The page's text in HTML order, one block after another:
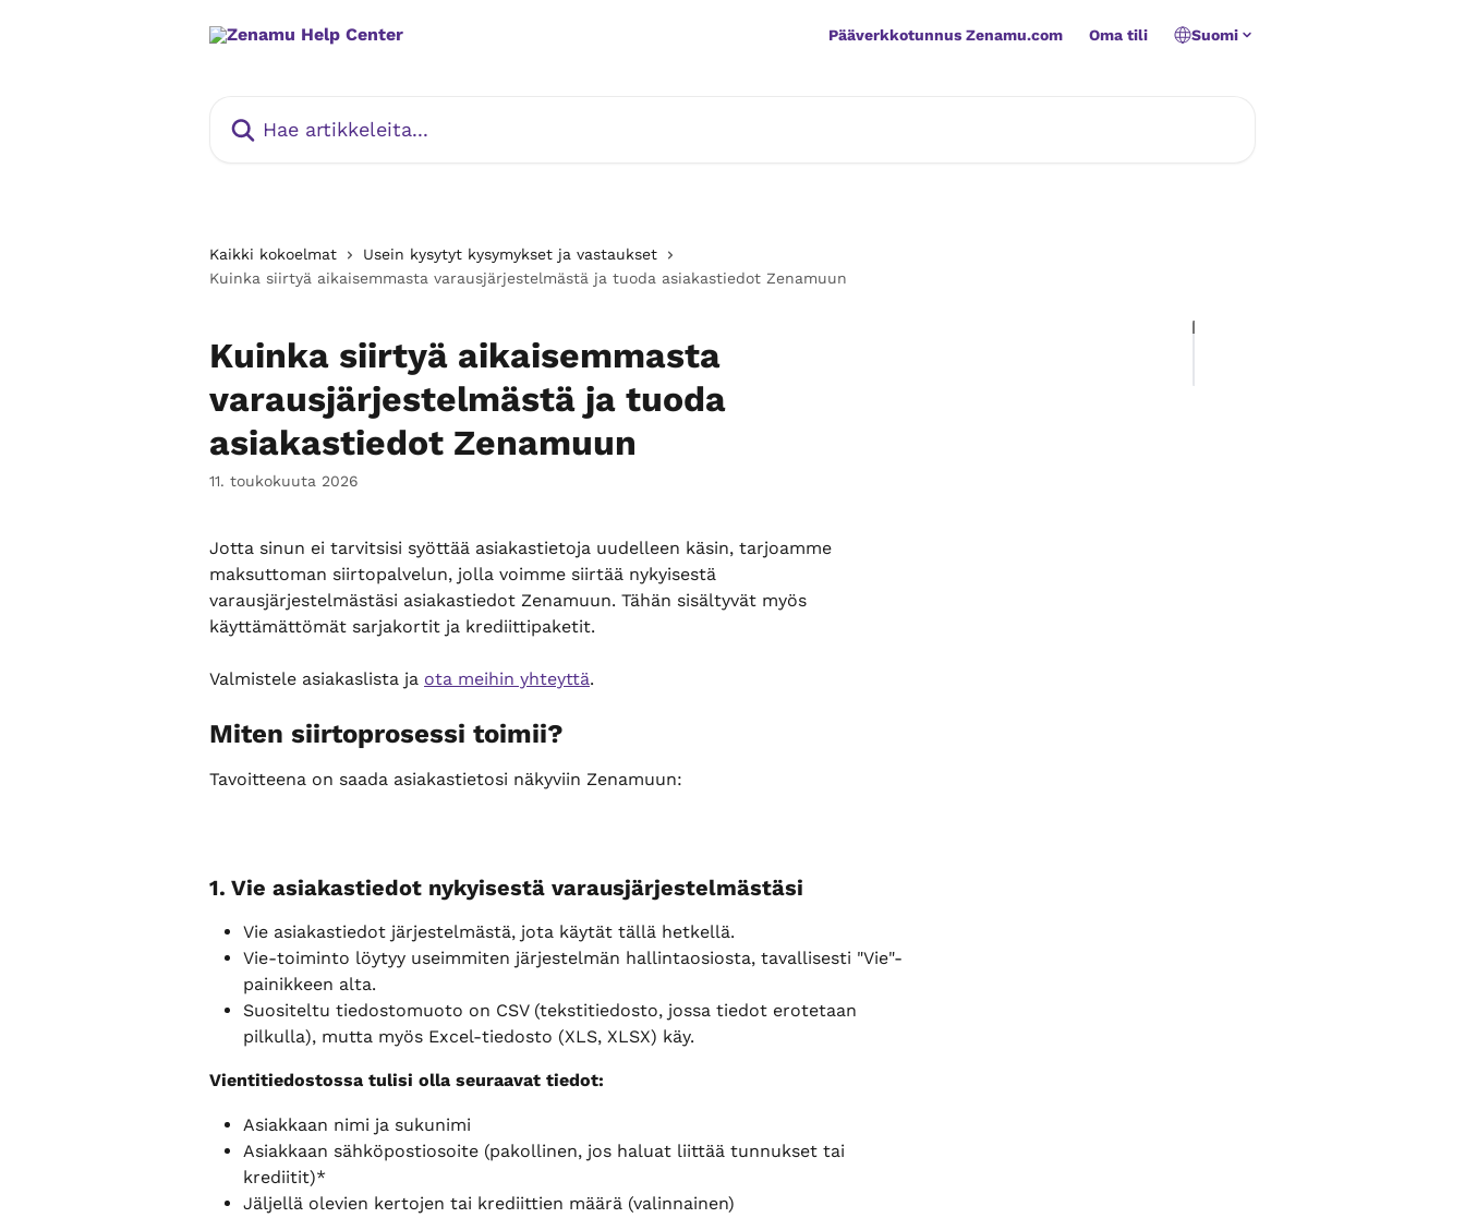
Pääverkkotunnus Zenamu.com Oma tili Suomi
Kaikki kokoelmat
Usein kysytyt kysymykset ja vastaukset
Kuinka siirtyä aikaisemmasta varausjärjestelmästä ja tuoda asiakastiedot Zenamuun
Kuinka siirtyä aikaisemmasta
varausjärjestelmästä ja tuoda
asiakastiedot Zenamuun
11. toukokuuta 2026
Jotta sinun ei tarvitsisi syöttää asiakastietoja uudelleen käsin, tarjoamme
maksuttoman siirtopalvelun, jolla voimme siirtää nykyisestä
varausjärjestelmästäsi asiakastiedot Zenamuun. Tähän sisältyvät myös
käyttämättömät sarjakortit ja krediittipaketit.
Valmistele asiakaslista ja ota meihin yhteyttä.
Miten siirtoprosessi toimii?
Tavoitteena on saada asiakastietosi näkyviin Zenamuun:
1. Vie asiakastiedot nykyisestä varausjärjestelmästäsi
Vie asiakastiedot järjestelmästä, jota käytät tällä hetkellä.
Vie-toiminto löytyy useimmiten järjestelmän hallintaosiosta, tavallisesti "Vie"-
painikkeen alta.
Suositeltu tiedostomuoto on CSV (tekstitiedosto, jossa tiedot erotetaan
pilkulla), mutta myös Excel-tiedosto (XLS, XLSX) käy.
Vientitiedostossa tulisi olla seuraavat tiedot:
Asiakkaan nimi ja sukunimi
Asiakkaan sähköpostiosoite (pakollinen, jos haluat liittää tunnukset tai
krediitit)*
Jäljellä olevien kertojen tai krediittien määrä (valinnainen)